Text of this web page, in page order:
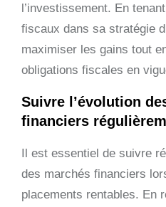
l’investissement. En
fiscaux dans sa stratégie
maximiser les gains tout
obligations fiscales en
Suivre l’évolution
financiers
Il est essentiel de suivre
des marchés financiers
placements rentables. En